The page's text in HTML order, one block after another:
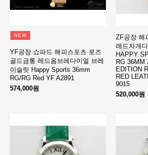
NEW
YF공장 쇼파드 해피스포츠 로즈
골드금통 레드옴브레다이얼 브레
이슬릿 Happy Sports 36mm
RG/RG Red YF A2891
574,000원
ZF공장 해
레드자개
HAPPY
RG 36MM
EDITION
RED
9015
520,000원